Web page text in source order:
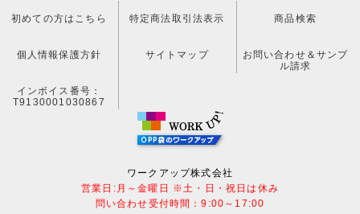
初めての方はこちら 特定商法取引法表示 商品検索
個人情報保護方針 サイトマップ
お問い合わせ＆サンプ
ル請求
インボイス番号：
T9130001030867
ワークアップ株式会社
営業日:月～金曜日 ※土・日・祝日は休み
問い合わせ受付時間：9:00～17:00